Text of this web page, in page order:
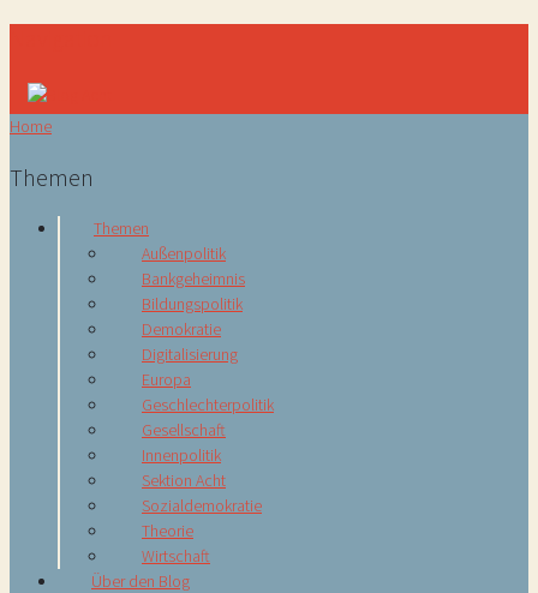
Home
Themen
Themen
Außenpolitik
Bankgeheimnis
Bildungspolitik
Demokratie
Digitalisierung
Europa
Geschlechterpolitik
Gesellschaft
Innenpolitik
Sektion Acht
Sozialdemokratie
Theorie
Wirtschaft
Über den Blog